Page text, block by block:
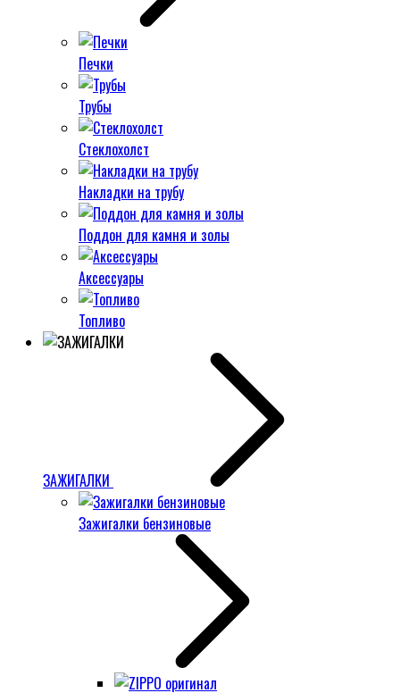
Печки
Трубы
Стеклохолст
Накладки на трубу
Поддон для камня и золы
Аксессуары
Топливо
ЗАЖИГАЛКИ
Зажигалки бензиновые